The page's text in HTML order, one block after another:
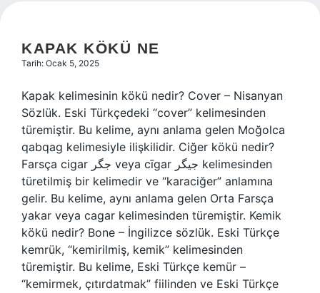
KAPAK KÖKÜ NE
Tarih: Ocak 5, 2025
Kapak kelimesinin kökü nedir? Cover – Nisanyan
Sözlük. Eski Türkçedeki “cover” kelimesinden
türemiştir. Bu kelime, aynı anlama gelen Moğolca
qabqag kelimesiyle ilişkilidir. Ciğer kökü nedir?
Farsça cigar جگر veya cīgar جیگر kelimesinden
türetilmiş bir kelimedir ve “karaciğer” anlamına
gelir. Bu kelime, aynı anlama gelen Orta Farsça
yakar veya cagar kelimesinden türemiştir. Kemik
kökü nedir? Bone – İngilizce sözlük. Eski Türkçe
kemrük, “kemirilmiş, kemik” kelimesinden
türemiştir. Bu kelime, Eski Türkçe kemür –
“kemirmek, çıtırdatmak” fiilinden ve Eski Türkçe